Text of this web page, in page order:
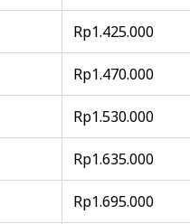
Rp1.425.000
Rp1.470.000
Rp1.530.000
Rp1.635.000
Rp1.695.000